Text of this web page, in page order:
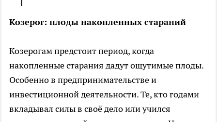
Козерог: плоды накопленных стараний
Козерогам предстоит период, когда
накопленные старания дадут ощутимые плоды.
Особенно в предпринимательстве и
инвестиционной деятельности. Те, кто годами
вкладывал силы в своё дело или учился